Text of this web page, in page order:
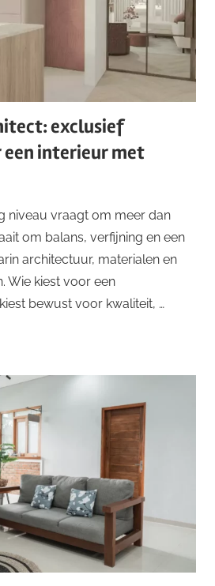
exclusief
interieur met
niveau vraagt om meer dan
om balans, verfijning en een
architectuur, materialen en
Wie kiest voor een
bewust voor kwaliteit, …